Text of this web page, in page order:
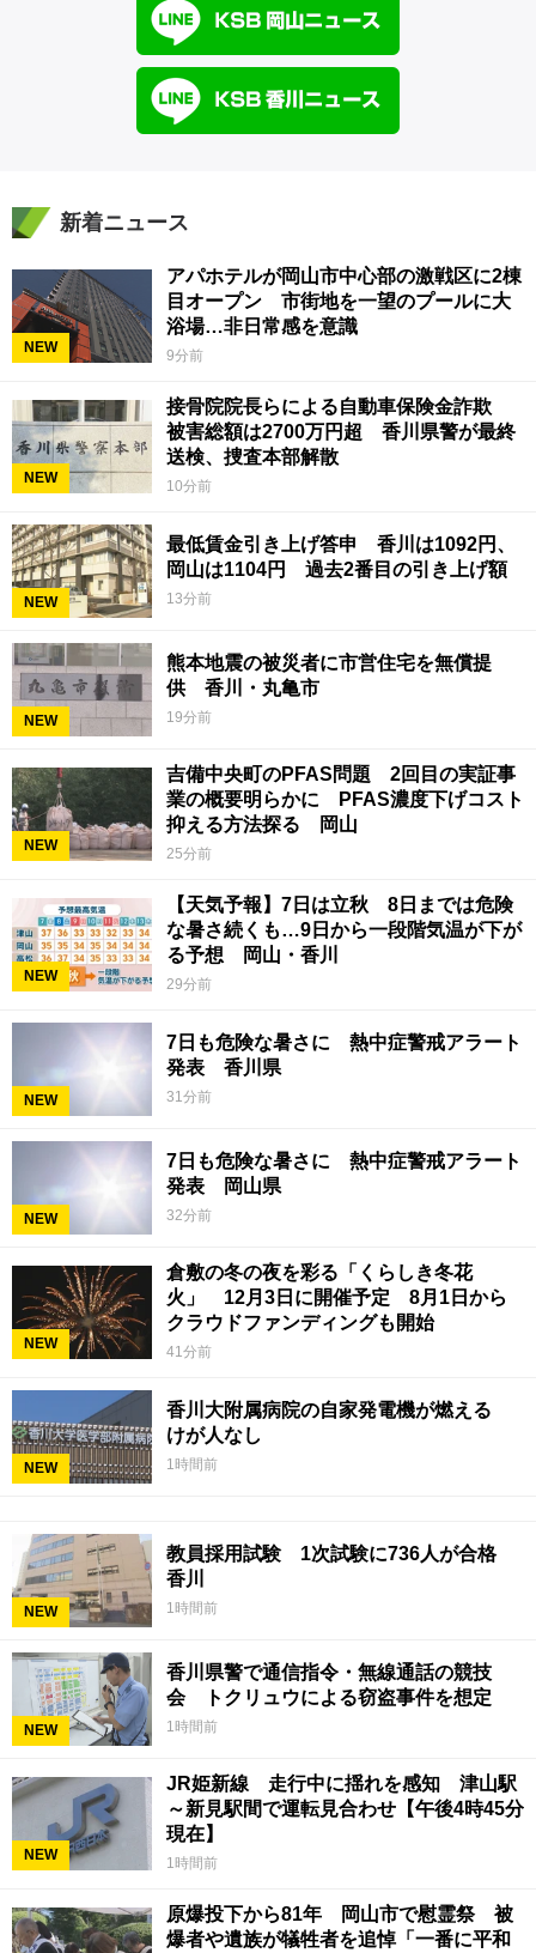
新着ニュース
NEW
アパホテルが岡山市中心部の激戦区に2棟
目オープン 市街地を一望のプールに大
浴場…非日常感を意識
9分前
NEW
接骨院院長らによる自動車保険金詐欺
被害総額は2700万円超 香川県警が最終
送検、捜査本部解散
10分前
NEW
最低賃金引き上げ答申 香川は1092円、
岡山は1104円 過去2番目の引き上げ額
13分前
NEW
熊本地震の被災者に市営住宅を無償提
供 香川・丸亀市
19分前
NEW
吉備中央町のPFAS問題 2回目の実証事
業の概要明らかに PFAS濃度下げコスト
抑える方法探る 岡山
25分前
NEW
【天気予報】7日は立秋 8日までは危険
な暑さ続くも…9日から一段階気温が下が
る予想 岡山・香川
29分前
NEW
7日も危険な暑さに 熱中症警戒アラート
発表 香川県
31分前
NEW
7日も危険な暑さに 熱中症警戒アラート
発表 岡山県
32分前
NEW
倉敷の冬の夜を彩る「くらしき冬花
火」 12月3日に開催予定 8月1日から
クラウドファンディングも開始
41分前
NEW
香川大附属病院の自家発電機が燃える
けが人なし
1時間前
NEW
教員採用試験 1次試験に736人が合格
香川
1時間前
NEW
香川県警で通信指令・無線通話の競技
会 トクリュウによる窃盗事件を想定
1時間前
NEW
JR姫新線 走行中に揺れを感知 津山駅
～新見駅間で運転見合わせ【午後4時45分
現在】
1時間前
原爆投下から81年 岡山市で慰霊祭 被
爆者や遺族が犠牲者を追悼「一番に平和